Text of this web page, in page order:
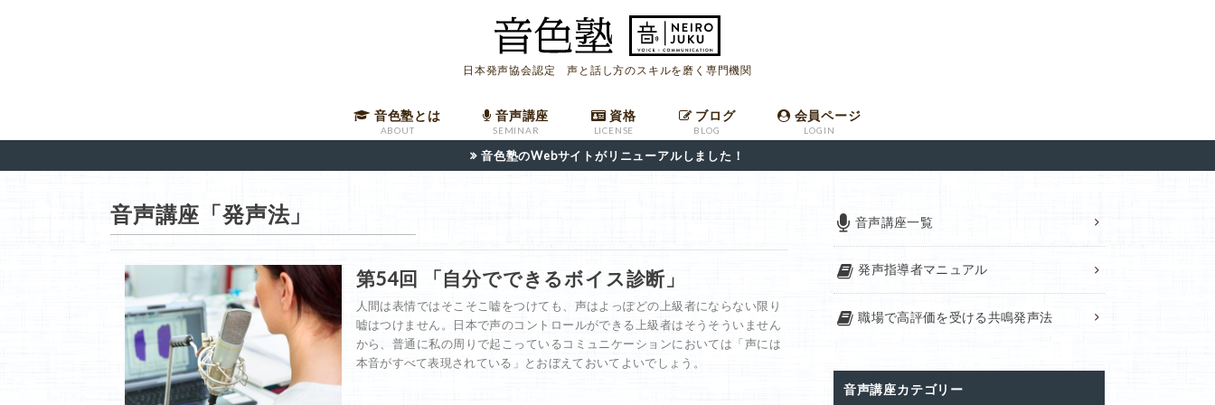
日本発声協会認定 声と話し方のスキルを磨く専門機関
ABOUT
音色塾とは
有料メールマガジン
SEMINAR
音声講座
音声講座バックナンバー
発声指導者マニュアル
職場で高評価を受けるための共鳴発声法
LICENSE
資格
発声指導者資格申請フォーム
日本語話し方検定申請フォーム
BLOG
ブログ
LOGIN
会員ページ
音色塾のWebサイトがリニューアルしました！
音声講座「発声法」
第54回 「自分でできるボイス診断」
人間は表情ではそこそこ嘘をつけても、声はよっぽどの上級者にならない限り
嘘はつけません。日本で声のコントロールができる上級者はそうそういません
から、普通に私の周りで起こっているコミュニケーションにおいては「声には
本音がすべて表現されている」とおぼえておいてよいでしょう。
音声講座一覧
発声指導者マニュアル
職場で高評価を受ける共鳴発声法
音声講座カテゴリー